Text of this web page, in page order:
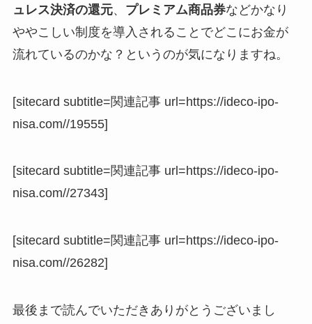
ュレス決済の還元、 プレミアム商品券などかなり
ややこしい制度を導入されることでどこにお金が
流れているのかな？というのが気になりますね。
[sitecard subtitle=関連記事 url=https://ideco-ipo-
nisa.com//19555]
[sitecard subtitle=関連記事 url=https://ideco-ipo-
nisa.com//27343]
[sitecard subtitle=関連記事 url=https://ideco-ipo-
nisa.com//26282]
最後まで読んでいただきありがとうございまし